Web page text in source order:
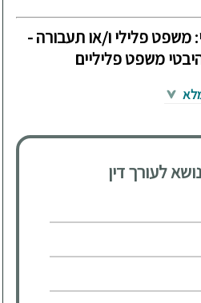
משפט פלילי ו/או תעבורה -
משפט פליליים
לעורך דין